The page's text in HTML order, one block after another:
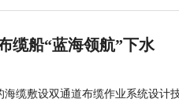
缆船“蓝海领航”下水
缆敷设双通道布缆作业系统设计